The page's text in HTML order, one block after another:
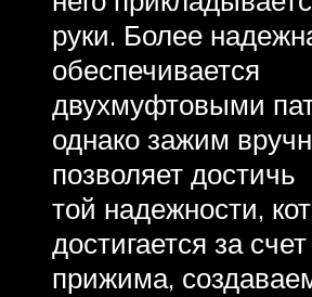
руки. Более
обеспечивается
двухмуфтовыми
однако зажим
позволяет достичь
той надежности,
достигается за
прижима,